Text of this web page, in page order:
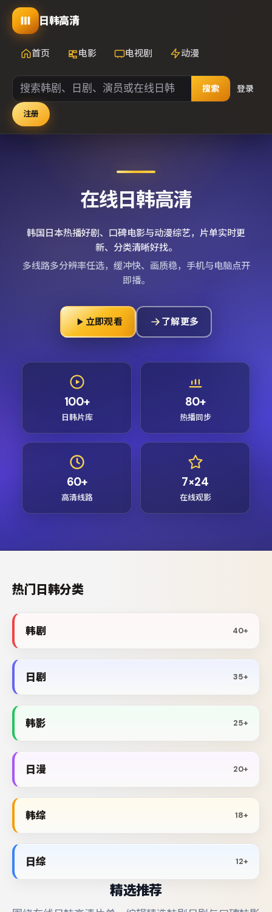
日韩高清
首页 电影 电视剧 动漫
搜索 登录
注册
在线日韩高清
韩国日本热播好剧、口碑电影与动漫综艺，片单实时更
新、分类清晰好找。
多线路多分辨率任选，缓冲快、画质稳，手机与电脑点开
即播。
立即观看 了解更多
100+
日韩片库
80+
热播同步
60+
高清线路
7×24
在线观影
热门日韩分类
韩剧 40+
日剧 35+
韩影 25+
日漫 20+
韩综 18+
日综 12+
精选推荐